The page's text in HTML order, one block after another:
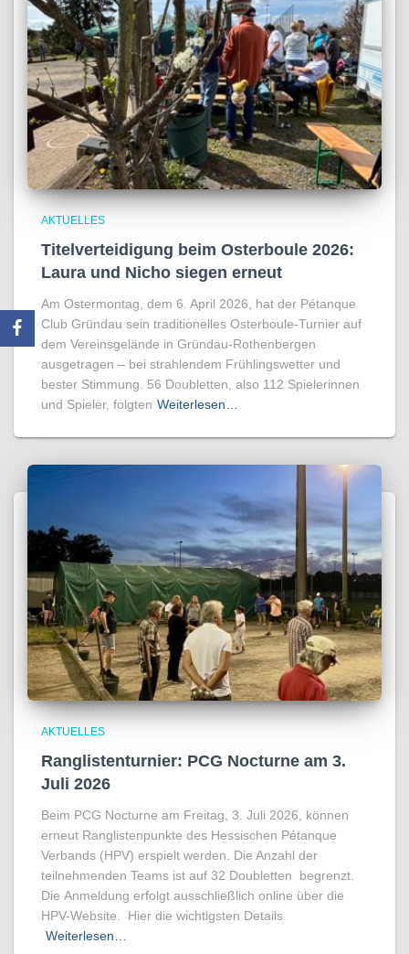
AKTUELLES
Titelverteidigung beim Osterboule 2026:
Laura und Nicho siegen erneut
Am Ostermontag, dem 6. April 2026, hat der Pétanque
Club Gründau sein traditionelles Osterboule-Turnier auf
dem Vereinsgelände in Gründau-Rothenbergen
ausgetragen – bei strahlendem Frühlingswetter und
bester Stimmung. 56 Doubletten, also 112 Spielerinnen
und Spieler, folgten Weiterlesen…
AKTUELLES
Ranglistenturnier: PCG Nocturne am 3.
Juli 2026
Beim PCG Nocturne am Freitag, 3. Juli 2026, können
erneut Ranglistenpunkte des Hessischen Pétanque
Verbands (HPV) erspielt werden. Die Anzahl der
teilnehmenden Teams ist auf 32 Doubletten begrenzt.
Die Anmeldung erfolgt ausschließlich online über die
HPV-Website. Hier die wichtigsten Details
Weiterlesen…